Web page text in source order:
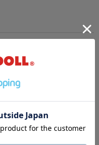
BABYDOLL別注 ＜ディズニー
ャラクターモチーフショルダー